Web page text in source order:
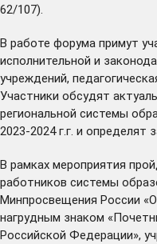
62/107).
В работе форума примут
исполнительной и
учреждений,
Участники обсудят
региональной системы
2023-2024 г.г. и определят
В рамках мероприятия
работников системы
Минпросвещения России
нагрудным знаком
Российской Федерации»,